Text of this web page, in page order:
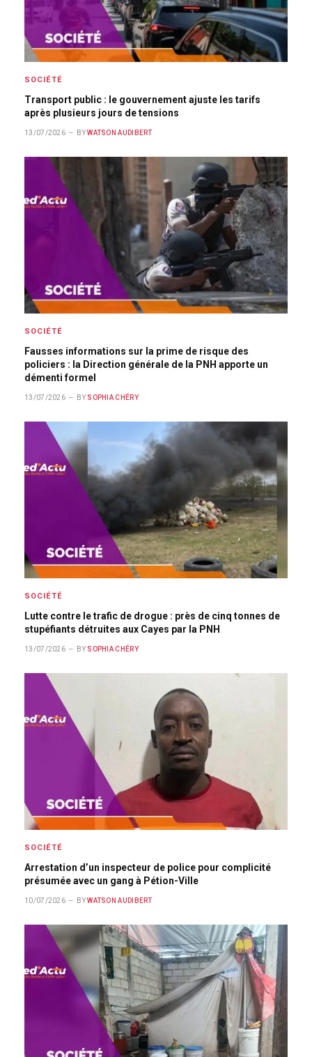
SOCIÉTÉ
Transport public : le gouvernement ajuste les tarifs
après plusieurs jours de tensions
13/07/2026 BY WATSON AUDIBERT
SOCIÉTÉ
Fausses informations sur la prime de risque des
policiers : la Direction générale de la PNH apporte un
démenti formel
13/07/2026 BY SOPHIA CHÉRY
SOCIÉTÉ
Lutte contre le trafic de drogue : près de cinq tonnes de
stupéfiants détruites aux Cayes par la PNH
13/07/2026 BY SOPHIA CHÉRY
SOCIÉTÉ
Arrestation d’un inspecteur de police pour complicité
présumée avec un gang à Pétion-Ville
10/07/2026 BY WATSON AUDIBERT